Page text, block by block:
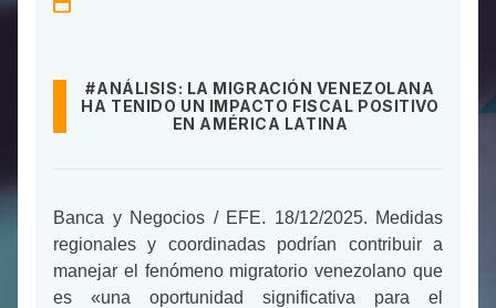
#ANÁLISIS: LA MIGRACIÓN VENEZOLANA
HA TENIDO UN IMPACTO FISCAL POSITIVO
EN AMÉRICA LATINA
Banca y Negocios / EFE. 18/12/2025. Medidas
regionales y coordinadas podrían contribuir a
manejar el fenómeno migratorio venezolano que
es «una oportunidad significativa para el